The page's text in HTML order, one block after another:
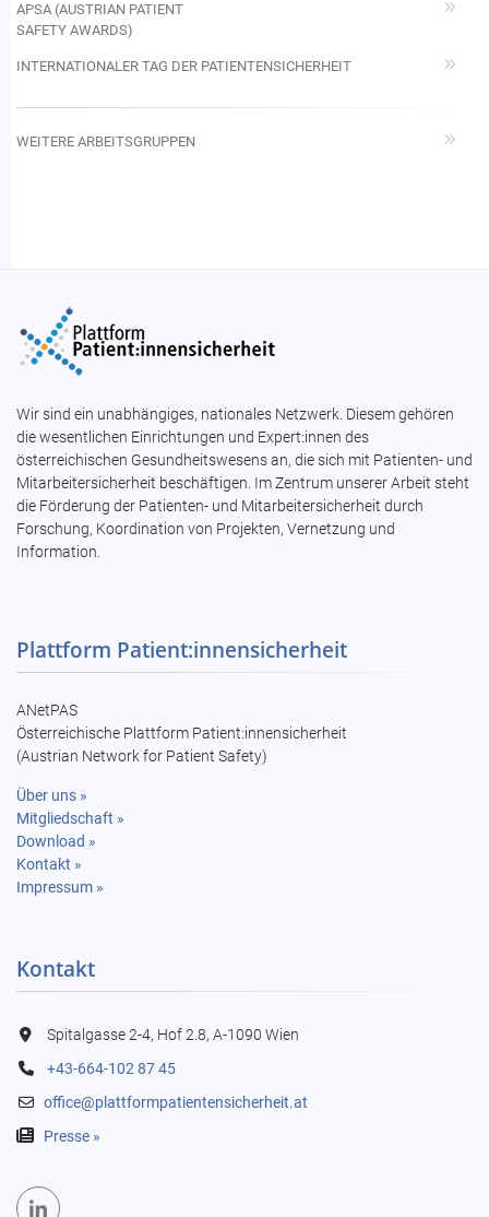
APSA (AUSTRIAN PATIENT
SAFETY AWARDS)
INTERNATIONALER TAG DER PATIENTENSICHERHEIT
WEITERE ARBEITSGRUPPEN
Wir sind ein unabhängiges, nationales Netzwerk. Diesem gehören
die wesentlichen Einrichtungen und Expert:innen des
österreichischen Gesundheitswesens an, die sich mit Patienten- und
Mitarbeitersicherheit beschäftigen. Im Zentrum unserer Arbeit steht
die Förderung der Patienten- und Mitarbeitersicherheit durch
Forschung, Koordination von Projekten, Vernetzung und
Information.
Plattform Patient:innensicherheit
ANetPAS
Österreichische Plattform Patient:innensicherheit
(Austrian Network for Patient Safety)
Über uns »
Mitgliedschaft »
Download »
Kontakt »
Impressum »
Kontakt
Spitalgasse 2-4, Hof 2.8, A-1090 Wien
+43-664-102 87 45
office@plattformpatientensicherheit.at

Presse »